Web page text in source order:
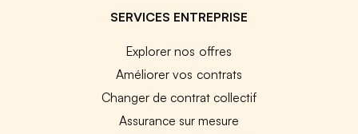
SERVICES ENTREPRISE
Explorer nos offres
Améliorer vos contrats
Changer de contrat collectif
Assurance sur mesure